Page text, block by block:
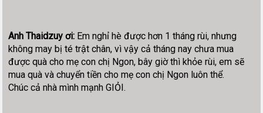
Anh Thaidzuy ơi: Em nghỉ hè được hơn 1 tháng rùi, nhưng
không may bị té trật chân, vì vậy cả tháng nay chưa mua
được quà cho mẹ con chị Ngon, bây giờ thì khỏe rùi, em sẽ
mua quà và chuyển tiền cho mẹ con chị Ngon luôn thể.
Chúc cả nhà mình mạnh GIỎI.